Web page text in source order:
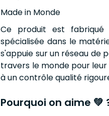
Made in Monde
Ce produit est fabriqué
spécialisée dans le
s'appuie sur un réseau de
travers le monde pour
à un contrôle qualité
Pourquoi on aime 💚